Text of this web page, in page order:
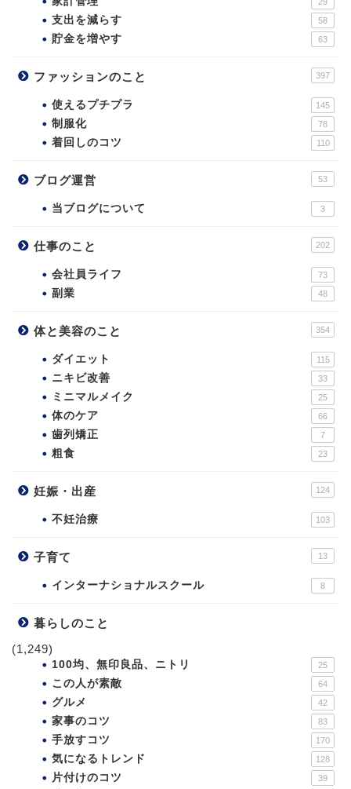
支出を減らす 58
貯金を増やす 63
ファッションのこと 397
使えるプチプラ 145
制服化 78
着回しのコツ 110
ブログ運営 53
当ブログについて 3
仕事のこと 202
会社員ライフ 73
副業 48
体と美容のこと 354
ダイエット 115
ニキビ改善 33
ミニマルメイク 25
体のケア 66
歯列矯正 7
粗食 23
妊娠・出産 124
不妊治療 103
子育て 13
インターナショナルスクール 8
暮らしのこと
(1,249)
100均、無印良品、ニトリ 25
この人が素敵 64
グルメ 42
家事のコツ 83
手放すコツ 170
気になるトレンド 128
片付けのコツ 39